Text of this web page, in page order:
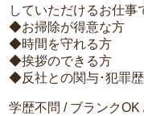
していただけるお仕事
◆お掃除が得意な方
◆時間を守れる方
◆挨拶のできる方
◆反社との関与･犯罪
学歴不問 / ブランク